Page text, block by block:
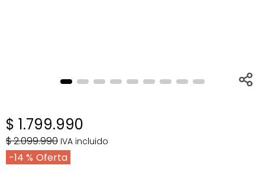
$ 1.799.990
$2.099.990 IVA incluido
14 %